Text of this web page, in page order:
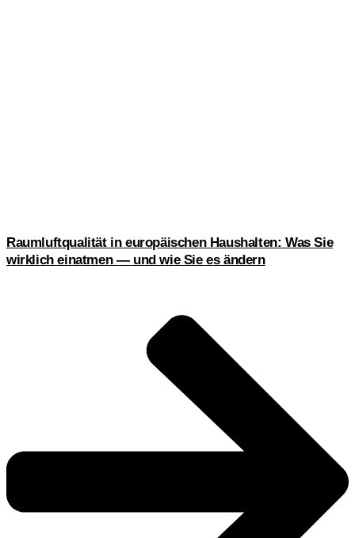
Raumluftqualität in europäischen Haushalten: Was Sie
wirklich einatmen — und wie Sie es ändern